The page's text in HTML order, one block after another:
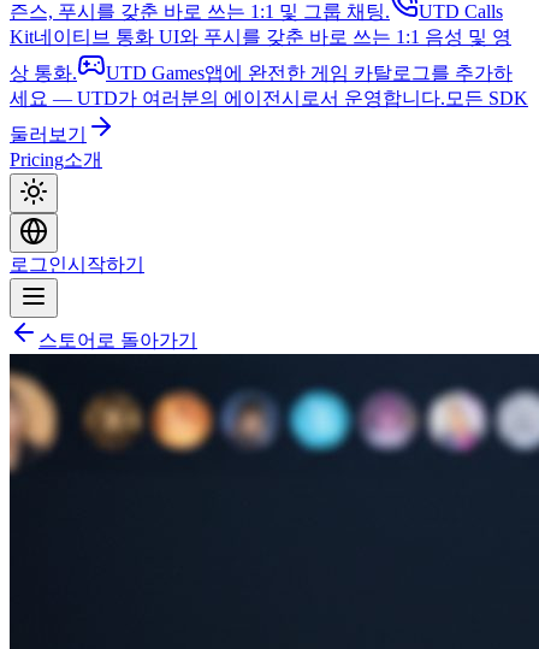
즌스, 푸시를 갖춘 바로 쓰는 1:1 및 그룹 채팅.
UTD Calls
Kit네이티브 통화 UI와 푸시를 갖춘 바로 쓰는 1:1 음성 및 영
상 통화.
UTD Games앱에 완전한 게임 카탈로그를 추가하
세요 — UTD가 여러분의 에이전시로서 운영합니다. 모든 SDK
둘러보기
Pricing소개
로그인시작하기
스토어로 돌아가기